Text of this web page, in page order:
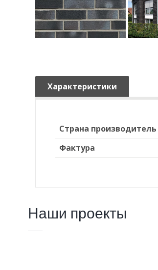
Характеристики
Страна производитель
Фактура
Наши проекты